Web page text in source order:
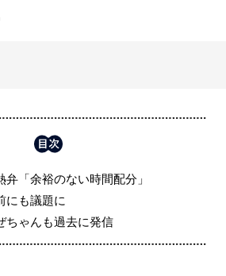
弁「余裕のない時間配分」
にも議題に
ちゃんも過去に発信